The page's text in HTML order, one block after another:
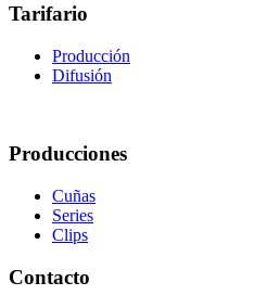
Tarifario
Producción
Difusión
Producciones
Cuñas
Series
Clips
Contacto